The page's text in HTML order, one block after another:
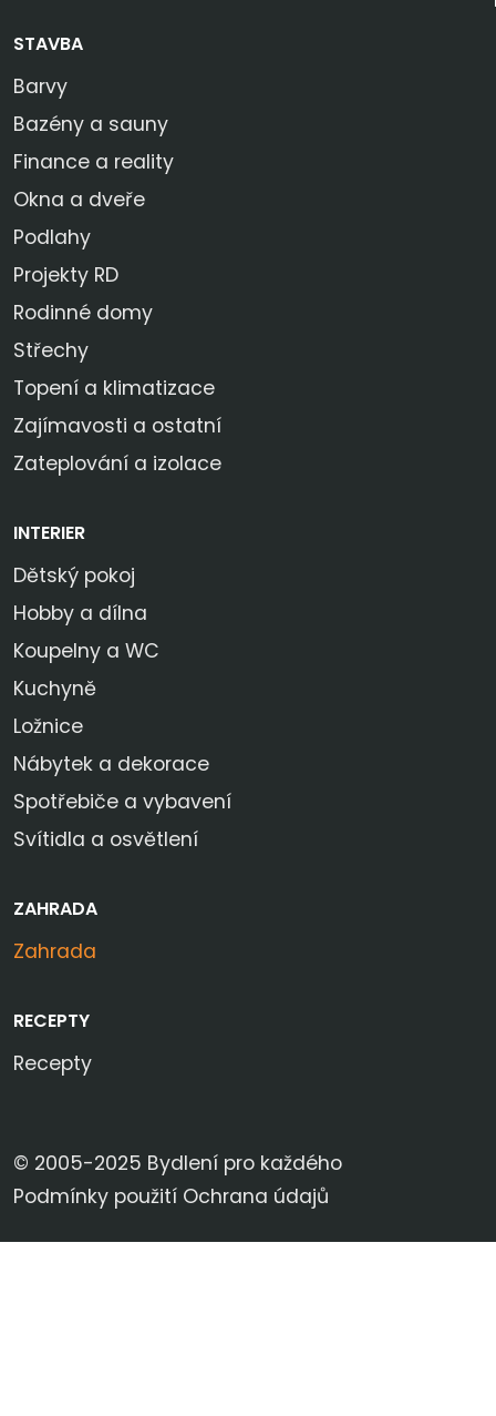
STAVBA
Barvy
Bazény a sauny
Finance a reality
Okna a dveře
Podlahy
Projekty RD
Rodinné domy
Střechy
Topení a klimatizace
Zajímavosti a ostatní
Zateplování a izolace
INTERIER
Dětský pokoj
Hobby a dílna
Koupelny a WC
Kuchyně
Ložnice
Nábytek a dekorace
Spotřebiče a vybavení
Svítidla a osvětlení
ZAHRADA
Zahrada
RECEPTY
Recepty
© 2005-2025 Bydlení pro každého
Podmínky použití Ochrana údajů